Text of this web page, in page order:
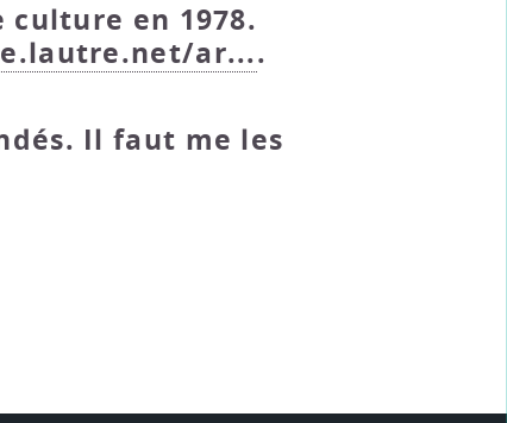
culture en 1978.
ar....
Il faut me les